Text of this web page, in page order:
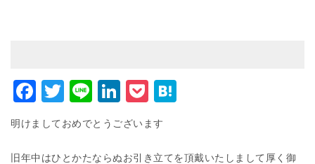
Facebook
Twitter
LineLinkedIn
Pocket
明けましておめでとうございます
旧年中はひとかたならぬお引き立てを頂戴いたしまして厚く御